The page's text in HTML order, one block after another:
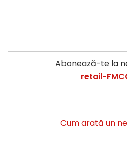
Abonează-te la
retail-
Cum arată un